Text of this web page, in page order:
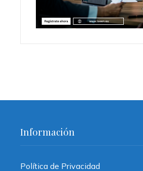
Información
Política de Privacidad